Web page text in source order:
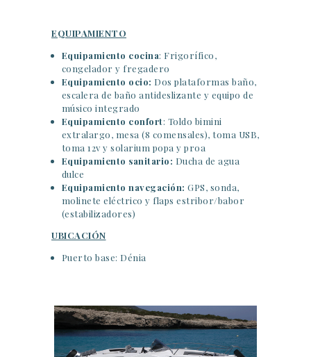
EQUIPAMIENTO
Equipamiento cocina: Frigorífico,
congelador y fregadero
Equipamiento ocio: Dos plataformas baño,
escalera de baño antideslizante y equipo de
músico integrado
Equipamiento confort: Toldo bimini
extralargo, mesa (8 comensales), toma USB,
toma 12v y solarium popa y proa
Equipamiento sanitario: Ducha de agua
dulce
Equipamiento navegación: GPS, sonda,
molinete eléctrico y flaps estribor/babor
(estabilizadores)
UBICACIÓN
Puerto base: Dénia